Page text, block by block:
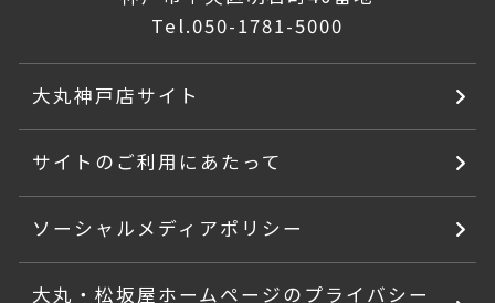
Tel.050-1781-5000
大丸神戸店サイト
サイトのご利用にあたって
ソーシャルメディアポリシー
大丸・松坂屋ホームページのプライバシー